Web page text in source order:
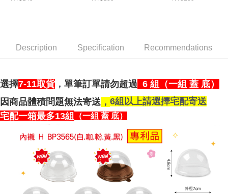
Description Specification Recommendations
選擇7-11取貨 ， 單筆訂單請勿超過 6 組（一組 蓋 底）
因商品體積問題無法寄送 ， 6組以上請選擇宅配寄送
宅配一箱最多13組
（一組 蓋 底）